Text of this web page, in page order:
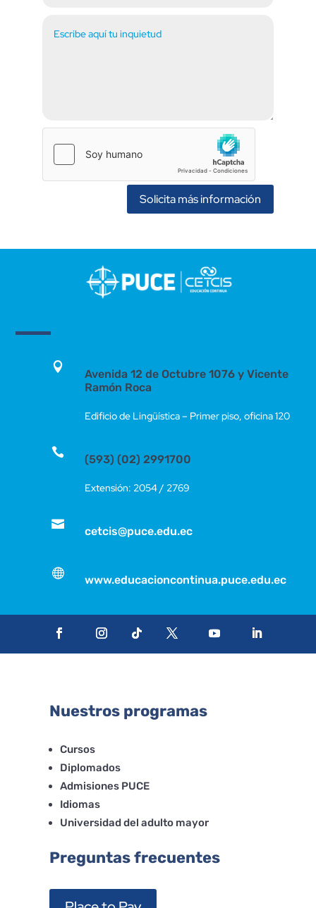
Solicita más información

Avenida 12 de Octubre 1076 y Vicente
Ramón Roca
Edificio de Lingüística – Primer piso, oficina 120

(593) (02) 2991700
Extensión: 2054 / 2769

cetcis@puce.edu.ec

www.educacioncontinua.puce.edu.ec
Nuestros programas
Cursos
Diplomados
Admisiones PUCE
Idiomas
Universidad del adulto mayor
Preguntas frecuentes